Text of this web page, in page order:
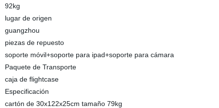
92kg
lugar de origen
guangzhou
piezas de repuesto
soporte móvil+soporte para ipad+soporte para cámara
Paquete de Transporte
caja de flightcase
Especificación
cartón de 30x122x25cm tamaño 79kg